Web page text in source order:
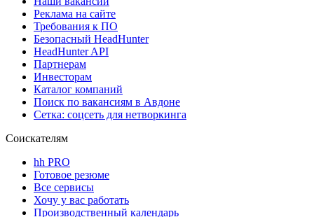
Реклама на сайте
Требования к ПО
Безопасный HeadHunter
HeadHunter API
Партнерам
Инвесторам
Каталог компаний
Поиск по вакансиям в Авдоне
Сетка: соцсеть для нетворкинга
Соискателям
hh PRO
Готовое резюме
Все сервисы
Хочу у вас работать
Производственный календарь